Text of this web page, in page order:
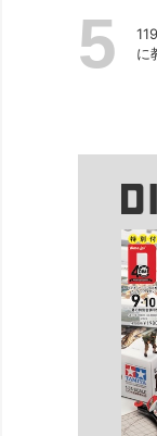
に